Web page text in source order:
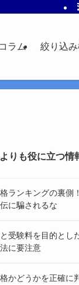
ラム 絞り込
りも役に立つ情
ランキングの裏側
に騙されるな
受験料を目的とし
に要注意
かどうかを正確に